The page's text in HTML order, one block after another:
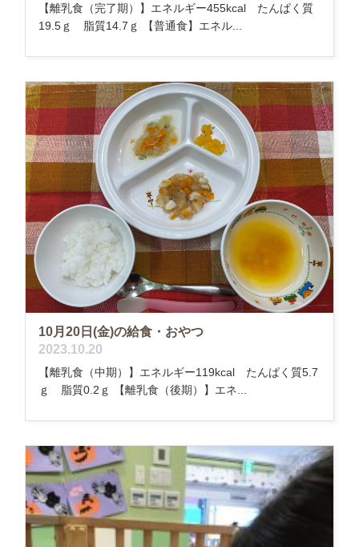
【離乳食（完了期）】エネルギー455kcal たんぱく質
19.5ｇ 脂質14.7ｇ 【普通食】エネル...
10月20日(金)の給食・おやつ
2023.10.20
【離乳食（中期）】エネルギー119kcal たんぱく質5.7
ｇ 脂質0.2ｇ 【離乳食（後期）】エネ...